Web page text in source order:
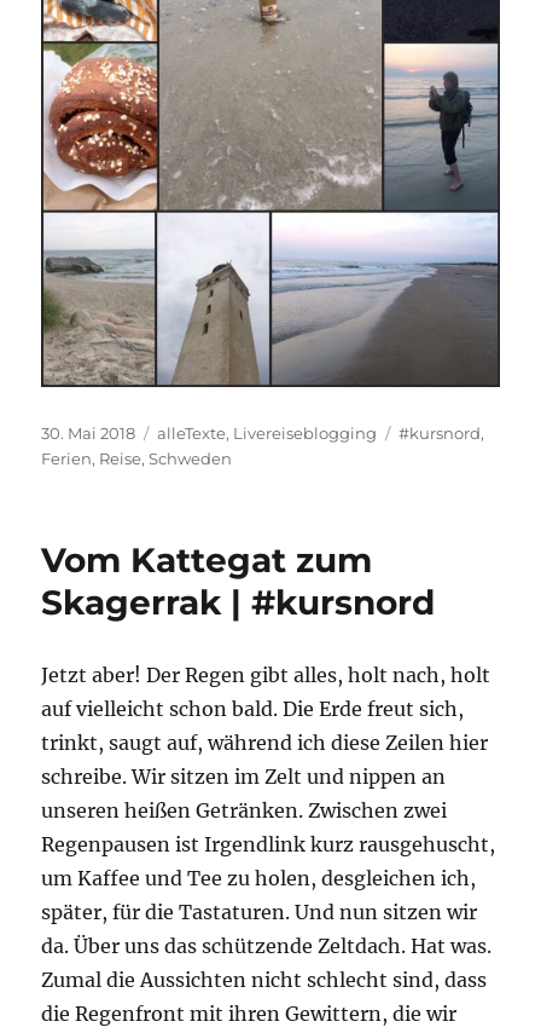
Veröffentlicht
am
30. Mai 2018 Kategorien
alleTexte, Livereiseblogging Schlagwörter
#kursnord,
Ferien, Reise,Schweden
Vom Kattegat zum
Skagerrak | #kursnord
Jetzt aber! Der Regen gibt alles, holt nach, holt
auf vielleicht schon bald. Die Erde freut sich,
trinkt, saugt auf, während ich diese Zeilen hier
schreibe. Wir sitzen im Zelt und nippen an
unseren heißen Getränken. Zwischen zwei
Regenpausen ist Irgendlink kurz rausgehuscht,
um Kaffee und Tee zu holen, desgleichen ich,
später, für die Tastaturen. Und nun sitzen wir
da. Über uns das schützende Zeltdach. Hat was.
Zumal die Aussichten nicht schlecht sind, dass
die Regenfront mit ihren Gewittern, die wir